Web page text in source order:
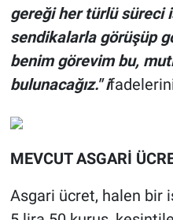
gereği her türlü süreci
sendikalarla görüşüp
benim görevim bu,
bulunacağız." i
MEVCUT ASGARİ
Asgari ücret, halen bir